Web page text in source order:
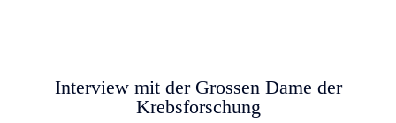
Interview mit der Grossen Dame der
Krebsforschung